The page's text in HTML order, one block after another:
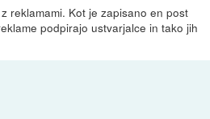
reklamami. Kot je zapisano en post
podpirajo ustvarjalce in tako jih